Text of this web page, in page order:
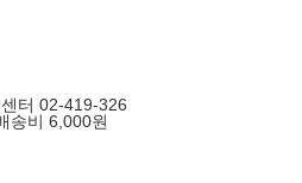
터 02-419-326
송비 6,000원